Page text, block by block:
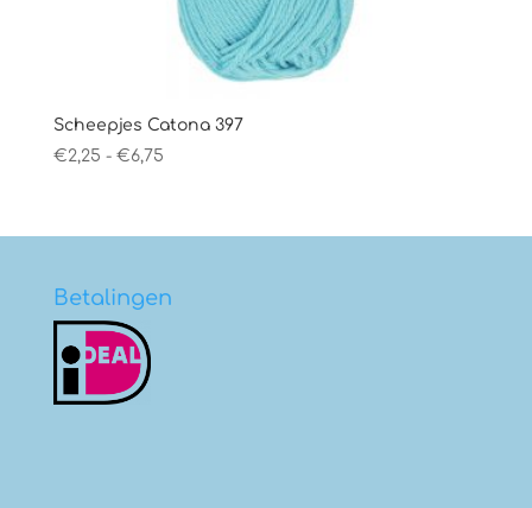
Scheepjes Catona 397
€2,25 - €6,75Prijsklasse:
€6,75
Betalingen